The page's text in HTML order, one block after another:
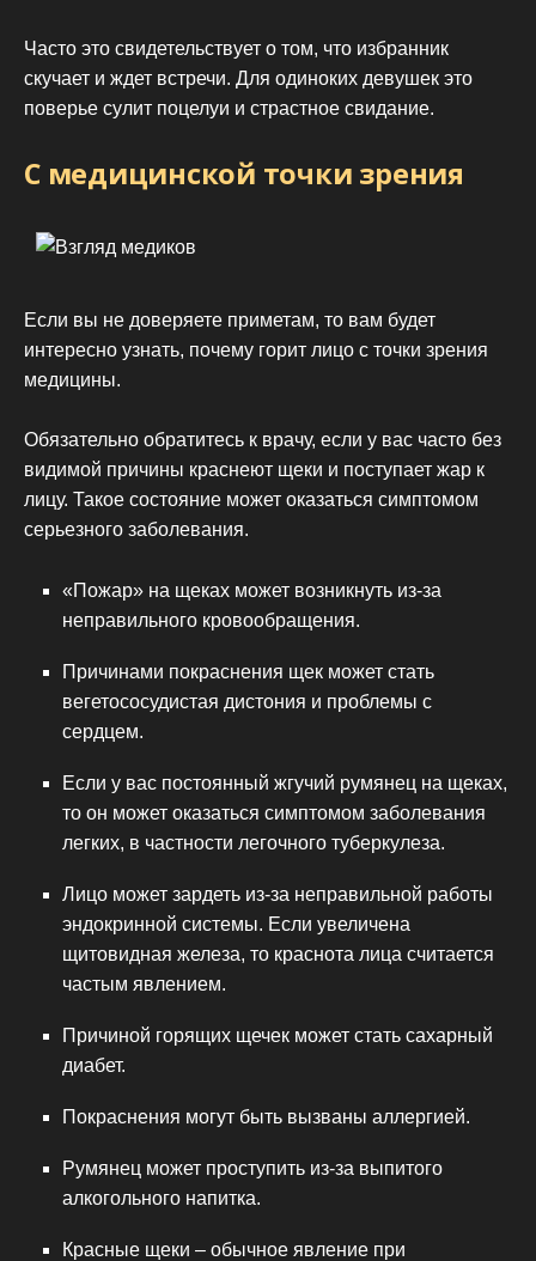
Часто это свидетельствует о том, что избранник
скучает и ждет встречи. Для одиноких девушек это
поверье сулит поцелуи и страстное свидание.
С медицинской точки зрения
Если вы не доверяете приметам, то вам будет
интересно узнать, почему горит лицо с точки зрения
медицины.
Обязательно обратитесь к врачу, если у вас часто без
видимой причины краснеют щеки и поступает жар к
лицу. Такое состояние может оказаться симптомом
серьезного заболевания.
«Пожар» на щеках может возникнуть из-за
неправильного кровообращения.
Причинами покраснения щек может стать
вегетососудистая дистония и проблемы с
сердцем.
Если у вас постоянный жгучий румянец на щеках,
то он может оказаться симптомом заболевания
легких, в частности легочного туберкулеза.
Лицо может зардеть из-за неправильной работы
эндокринной системы. Если увеличена
щитовидная железа, то краснота лица считается
частым явлением.
Причиной горящих щечек может стать сахарный
диабет.
Покраснения могут быть вызваны аллергией.
Румянец может проступить из-за выпитого
алкогольного напитка.
Красные щеки – обычное явление при